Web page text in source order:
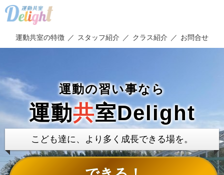
運動共室の特徴 スタッフ紹介 クラス紹介 お問合せ
運動の習い事なら
運動共室Delight
こども達に、より多く成長できる場を。